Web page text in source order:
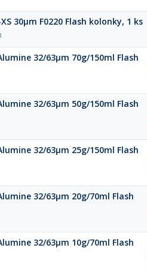
30µm F0220 Flash kolonky, 1 ks
32/63µm 70g/150ml Flash
32/63µm 50g/150ml Flash
32/63µm 25g/150ml Flash
32/63µm 20g/70ml Flash
32/63µm 10g/70ml Flash